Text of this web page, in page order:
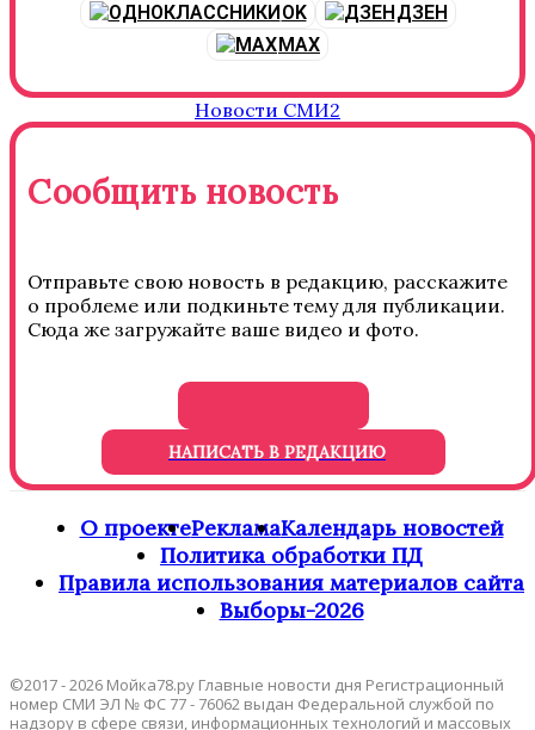
OK
ДЗЕН
MAX
Новости СМИ2
Сообщить новость
Отправьте свою новость в редакцию, расскажите
о проблеме или подкиньте тему для публикации.
Сюда же загружайте ваше видео и фото.
НАПИСАТЬ В РЕДАКЦИЮ
О проектеРекламаКалендарь новостей
Политика обработки ПД
Правила использования материалов сайта
Выборы-2026
©2017 - 2026 Мойка78.ру Главные новости дня Регистрационный
номер СМИ ЭЛ № ФС 77 - 76062 выдан Федеральной службой по
надзору в сфере связи, информационных технологий и массовых